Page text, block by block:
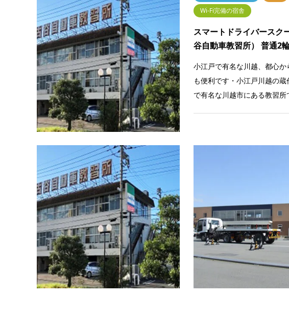
Wi-Fi完備の宿舎
スマートドライバースク
谷自動車教習所） 普通2
小江戸で有名な川越、都心か
も便利です・小江戸川越の
で有名な川越市にある教習所
谷自動車教習所） 大型2
小江戸で有名な川越、都心か
も便利です・小江戸川越の蔵
で有名な川越市にある教習
から60分弱、池袋から30分